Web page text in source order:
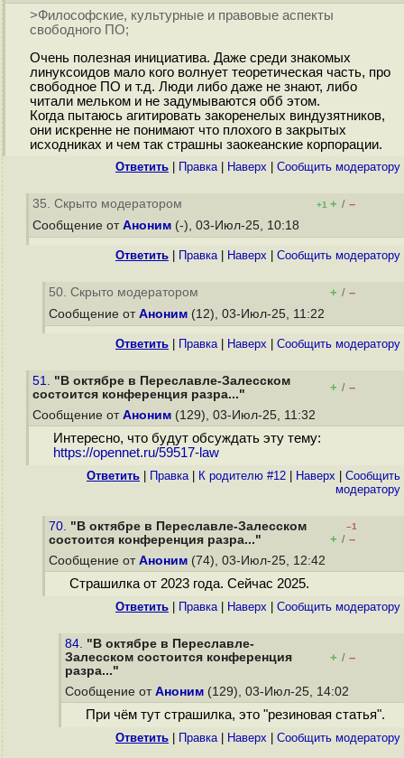
>Философские, культурные и правовые аспекты
свободного ПО;
Очень полезная инициатива. Даже среди знакомых
линуксоидов мало кого волнует теоретическая часть, про
свободное ПО и т.д. Люди либо даже не знают, либо
читали мельком и не задумываются обб этом.
Когда пытаюсь агитировать закоренелых виндузятников,
они искренне не понимают что плохого в закрытых
исходниках и чем так страшны заокеанские корпорации.
Ответить Правка| Наверх Cообщить модератору
35. Скрыто модератором +1 + / –
Сообщение от Аноним (-), 03-Июл-25, 10:18
Ответить Правка| Наверх Cообщить модератору
50. Скрыто модератором + / –
Сообщение от Аноним (12), 03-Июл-25, 11:22
Ответить Правка| Наверх Cообщить модератору
51. "В октябре в Переславле-Залесском
состоится конференция разра..."
+ / –
Сообщение от Аноним (129), 03-Июл-25, 11:32
Интересно, что будут обсуждать эту тему:
https://opennet.ru/59517-law
Ответить Правка| К родителю #12 Наверх
Cообщить
модератору
70. "В октябре в Переславле-Залесском
состоится конференция разра..."
–1
+ / –
Сообщение от Аноним (74), 03-Июл-25, 12:42
Страшилка от 2023 года. Сейчас 2025.
Ответить Правка| Наверх Cообщить модератору
84. "В октябре в Переславле-
Залесском состоится конференция
разра..."
+ / –
Сообщение от Аноним (129), 03-Июл-25, 14:02
При чём тут страшилка, это "резиновая статья".
Ответить Правка| Наверх Cообщить модератору